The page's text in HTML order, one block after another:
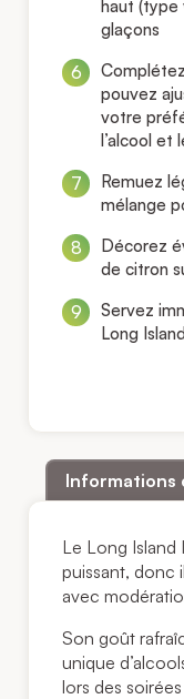
haut (type
glaçons
pouvez
votre
l’alcool et
Remuez
mélange
Décorez
de citron
Servez
Long
Informations
Le Long Island
puissant, donc
avec
Son goût
unique
lors des